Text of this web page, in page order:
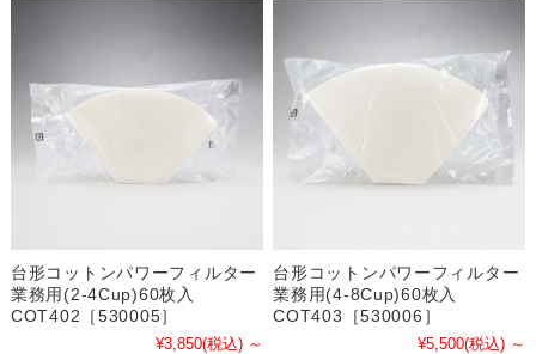
台形コットンパワーフィルター
業務用(2-4Cup)60枚入
COT402［530005］
¥3,850(税込) ～
台形コットンパワーフィルター
業務用(4-8Cup)60枚入
COT403［530006］
¥5,500(税込) ～